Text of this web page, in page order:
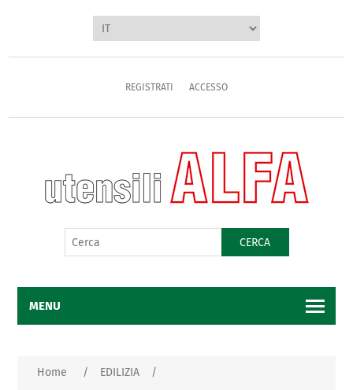
REGISTRATI ACCESSO
CERCA
MENU
Home / EDILIZIA
/